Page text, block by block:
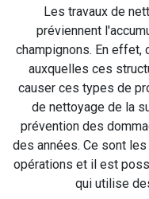
Les travaux de
préviennent
champignons. En
auxquelles ces
causer ces types de
de nettoyage de la
prévention des
des années. Ce sont
opérations et il est
qui utilise